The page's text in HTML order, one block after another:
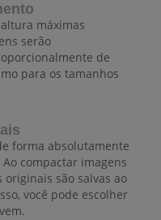
máximas
serão
de
para os tamanhos
forma absolutamente
compactar imagens
originais são salvas ao
você pode escolher